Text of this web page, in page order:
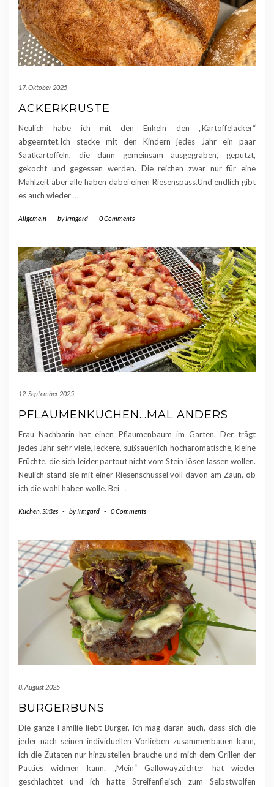
17. Oktober 2025
ACKERKRUSTE
Neulich habe ich mit den Enkeln den „Kartoffelacker“
abgeerntet.Ich stecke mit den Kindern jedes Jahr ein paar
Saatkartoffeln, die dann gemeinsam ausgegraben, geputzt,
gekocht und gegessen werden. Die reichen zwar nur für eine
Mahlzeit aber alle haben dabei einen Riesenspass.Und endlich gibt
es auch wieder…
Allgemein - byIrmgard - 0 Comments
12. September 2025
PFLAUMENKUCHEN…MAL ANDERS
Frau Nachbarin hat einen Pflaumenbaum im Garten. Der trägt
jedes Jahr sehr viele, leckere, süßsäuerlich hocharomatische, kleine
Früchte, die sich leider partout nicht vom Stein lösen lassen wollen.
Neulich stand sie mit einer Riesenschüssel voll davon am Zaun, ob
ich die wohl haben wolle. Bei…
Kuchen Süßes - byIrmgard - 0 Comments
8. August 2025
BURGERBUNS
Die ganze Familie liebt Burger, ich mag daran auch, dass sich die
jeder nach seinen individuellen Vorlieben zusammenbauen kann,
ich die Zutaten nur hinzustellen brauche und mich dem Grillen der
Patties widmen kann. „Mein“ Gallowayzüchter hat wieder
geschlachtet und ich hatte Streifenfleisch zum Selbstwolfen